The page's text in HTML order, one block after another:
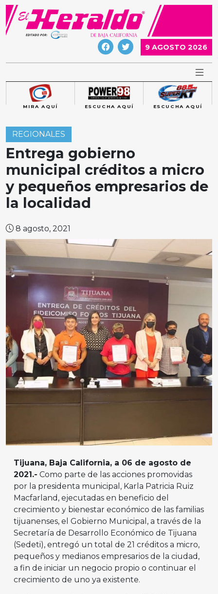
Skip
content
9 AGOSTO 2026
MIRA AQUÍ ESCUCHA AQUÍ ESCUCHA AQUÍ
REGIONALES
Entrega gobierno
municipal créditos a micro
y pequeños empresarios de
la localidad
8 agosto, 2021
Tijuana, Baja California, a 06 de agosto de
2021.- Como parte de las acciones promovidas
por la presidenta municipal, Karla Patricia Ruiz
Macfarland, ejecutadas en beneficio del
crecimiento y bienestar económico de las familias
tijuanenses, el Gobierno Municipal, a través de la
Secretaría de Desarrollo Económico de Tijuana
(Sedeti), entregó un total de 21 créditos a micro,
pequeños y medianos empresarios de la ciudad,
a fin de iniciar un negocio propio o continuar el
crecimiento de uno ya existente.